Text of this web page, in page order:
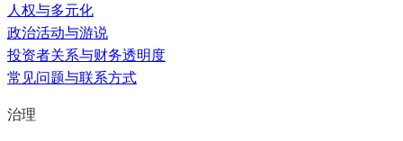
人权与多元化
政治活动与游说
投资者关系与财务透明度
常见问题与联系方式
治理